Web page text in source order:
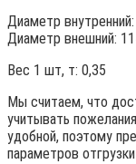
Диаметр
Диаметр внешний:
Вес 1 шт, т: 0,35
Мы считаем, что
учитывать
удобной, поэтому
параметров